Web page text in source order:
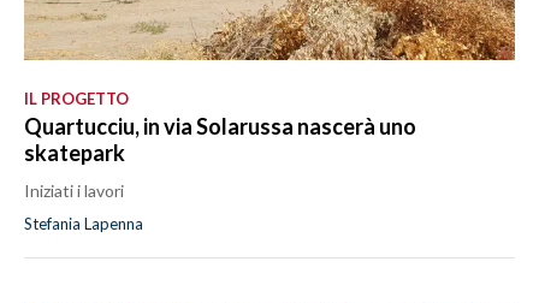
IL PROGETTO
Quartucciu, in via Solarussa nascerà uno
skatepark
Iniziati i lavori
Stefania Lapenna